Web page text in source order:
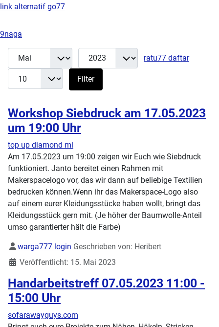
link alternatif go77
Filter
Monat Jahr
ratu77 daftar
Filter
Workshop Siebdruck am 17.05.2023
um 19:00 Uhr
top up diamond ml
Am 17.05.2023 um 19:00 zeigen wir Euch wie Siebdruck
funktioniert. Janto bereitet einen Rahmen mit
Makerspacelogo vor, das wir dann auf beliebige Textilien
bedrucken können.Wenn ihr das Makerspace-Logo also
auf einem eurer Kleidungsstücke haben wollt, bringt das
Kleidungsstück gern mit. (Je höher der Baumwolle-Anteil
umso garantierter hält die Farbe)
Details
warga777 login Geschrieben von: Heribert
Veröffentlicht: 15. Mai 2023
Handarbeitstreff 07.05.2023 11:00 -
15:00 Uhr
sofarawayguys.com
9naga